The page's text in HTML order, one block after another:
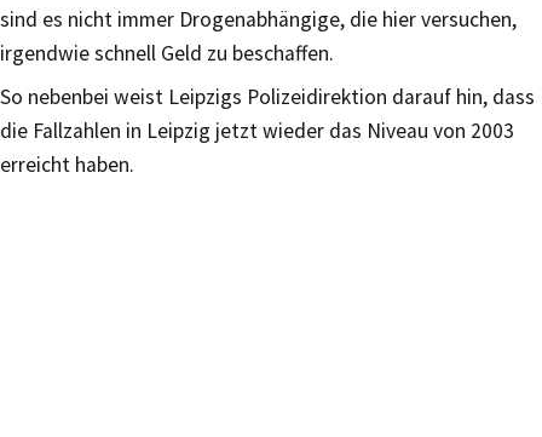
sind es nicht immer Drogenabhängige, die hier versuchen,
irgendwie schnell Geld zu beschaffen.
So nebenbei weist Leipzigs Polizeidirektion darauf hin, dass
die Fallzahlen in Leipzig jetzt wieder das Niveau von 2003
erreicht haben.